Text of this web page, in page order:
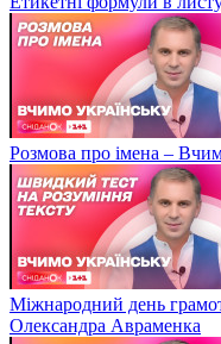
Розмова про імена –
Міжнародний день
Олександра Авраменка